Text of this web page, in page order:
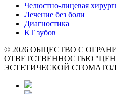
Челюстно-лицевая
Лечение без боли
Диагностика
КТ зубов
© 2026 ОБЩЕСТВО С
ОТВЕТСТВЕННОСТЬЮ
ЭСТЕТИЧЕСКОЙ